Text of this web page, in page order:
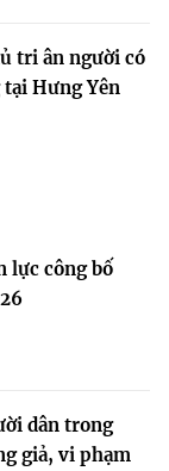
tri ân người có
Hưng Yên
lực công bố
dân trong
giả, vi phạm